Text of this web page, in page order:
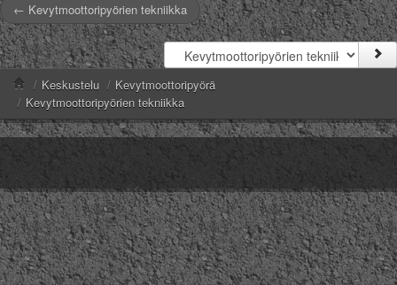
← Kevytmoottoripyörien tekniikka
/ Keskustelu / Kevytmoottoripyörä
/ Kevytmoottoripyörien tekniikka